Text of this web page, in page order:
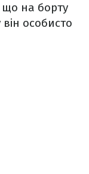
що на борту
особисто